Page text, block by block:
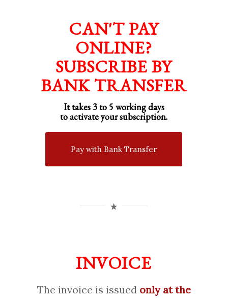
CAN'T PAY
ONLINE?
SUBSCRIBE BY
BANK TRANSFER
It takes 3 to 5 working days
to activate your subscription.
Pay with Bank Transfer
INVOICE
The invoice is issued only at the